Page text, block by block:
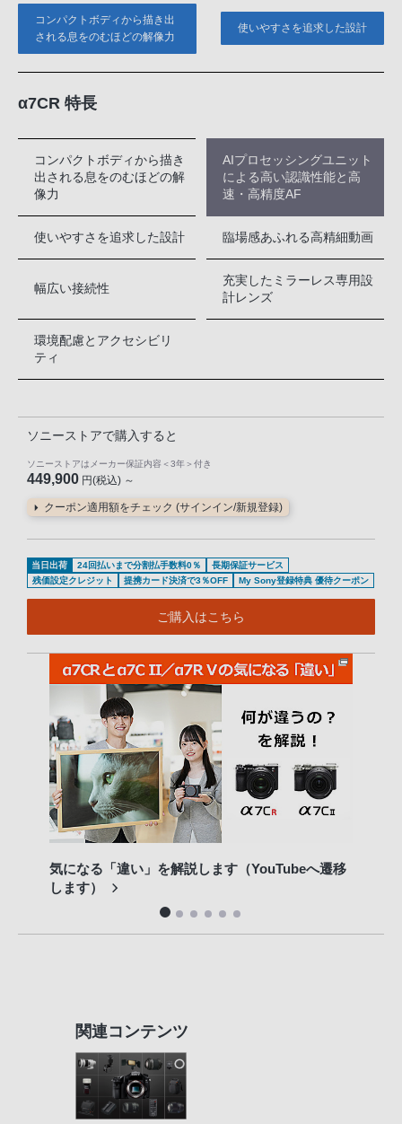
コンパクトボディから描き出
される息をのむほどの解像力
使いやすさを追求した設計
α7CR 特長
コンパクトボディから描き
出される息をのむほどの解
像力
AIプロセッシングユニット
による高い認識性能と高
速・高精度AF
使いやすさを追求した設計 臨場感あふれる高精細動画
幅広い接続性
充実したミラーレス専用設
計レンズ
環境配慮とアクセシビリ
ティ
ソニーストアで購入すると
ソニーストアはメーカー保証内容 ＜3年＞ 付き
449,900 円(税込) ～
クーポン適用額をチェック (サインイン/新規登録)
当日出荷 24回払いまで分割払手数料0％
長期保証サービス
残価設定クレジット
提携カード決済で3％OFF My Sony登録特典 優待クーポン
ご購入はこちら
気になる「違い」を解説します（YouTubeへ遷移
します）
関連コンテンツ